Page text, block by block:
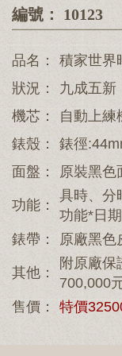
編號： 10123
品名：
積家世界
狀況：
九成五新
機芯：
自動上練
錶殼：
錶徑
面盤：
原裝黑色
功能：
具時、分
功能*日
錶帶：
原廠黑色
其他：
附原廠保
700,000
售價：
特價